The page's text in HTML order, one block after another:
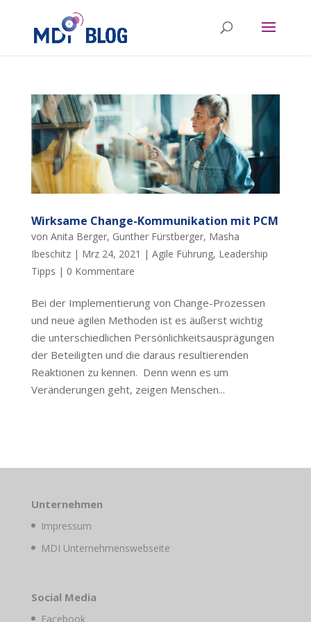
Wirksame Change-Kommunikation mit PCM
von Anita Berger, Gunther Fürstberger, Masha
Ibeschitz| Mrz 24, 2021 | Agile Führung, Leadership
Tipps | 0 Kommentare
Bei der Implementierung von Change-Prozessen
und neue agilen Methoden ist es äußerst wichtig
die unterschiedlichen Persönlichkeitsausprägungen
der Beteiligten und die daraus resultierenden
Reaktionen zu kennen. Denn wenn es um
Veränderungen geht, zeigen Menschen...
Unternehmen
Impressum
MDI Unternehmenswebseite
Social Media
Facebook